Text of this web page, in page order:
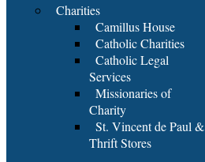
Charities
Camillus House
Catholic Charities
Catholic Legal
Services
Missionaries of
Charity
St. Vincent de Paul &
Thrift Stores